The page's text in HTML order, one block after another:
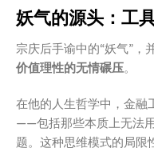
妖气的源头：工
宗庆后手谕中的“妖气”，
价值理性的无情碾压。
在他的人生哲学中，金融
——包括那些本质上无法
题。这种思维模式的局限